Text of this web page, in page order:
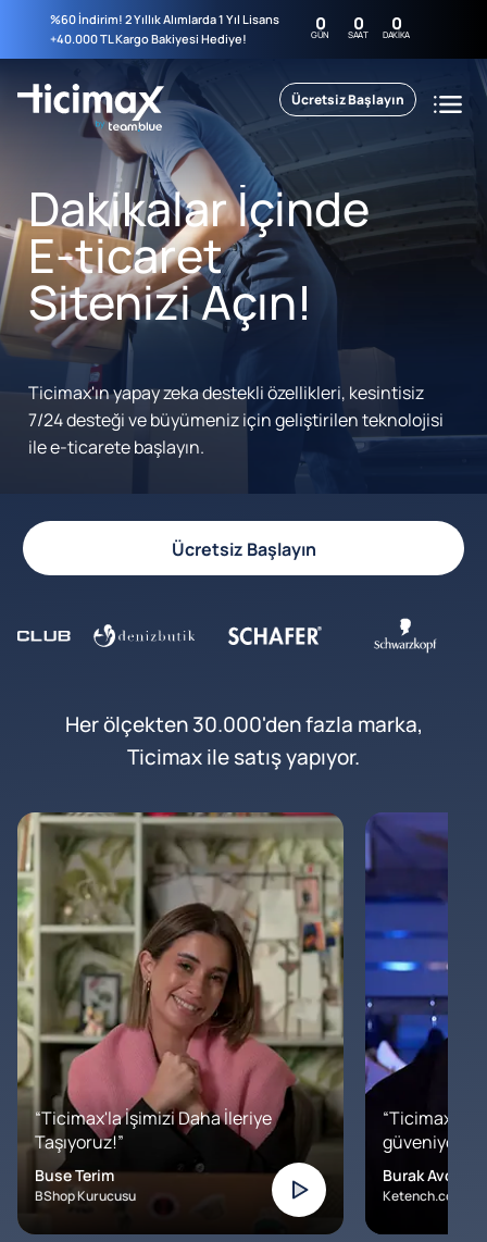
%60 İndirim! 2 Yıllık Alımlarda 1 Yıl Lisans
+40.000 TL Kargo Bakiyesi Hediye!
0
GÜN 0
SAAT 0
DAKIKA
Ücretsiz Başlayın
Dakikalar İçinde
E-ticaret
Sitenizi Açın!
Ticimax'ın yapay zeka destekli özellikleri, kesintisiz
7/24 desteği ve büyümeniz için geliştirilen teknolojisi
ile e-ticarete başlayın.
Ücretsiz Başlayın
Her ölçekten 30.000'den fazla marka,
Ticimax ile satış yapıyor.
“Ticimax'la İşimizi Daha İleriye
Taşıyoruz!”
Buse Terim
BShop Kurucusu
“Ticimax'a
Burak Avcılar
Ketench.com –